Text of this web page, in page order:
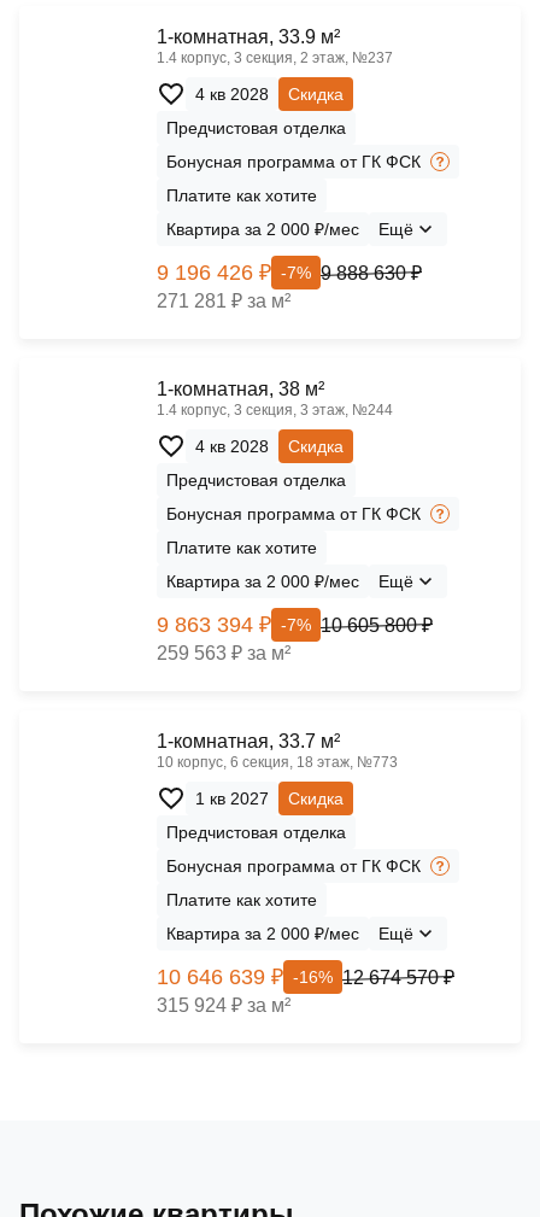
1-комнатная, 33.9 м²
1.4 корпус, 3 секция, 2 этаж, №237
4 кв 2028
Скидка
Предчистовая отделка
Бонусная программа от ГК ФСК
Платите как хотите
Квартира за 2 000 ₽/мес
Ещё
9 196 426 ₽ -7% 9 888 630 ₽
271 281 ₽ за м²
1-комнатная, 38 м²
1.4 корпус, 3 секция, 3 этаж, №244
4 кв 2028
Скидка
Предчистовая отделка
Бонусная программа от ГК ФСК
Платите как хотите
Квартира за 2 000 ₽/мес
Ещё
9 863 394 ₽ -7% 10 605 800 ₽
259 563 ₽ за м²
1-комнатная, 33.7 м²
10 корпус, 6 секция, 18 этаж, №773
1 кв 2027
Скидка
Предчистовая отделка
Бонусная программа от ГК ФСК
Платите как хотите
Квартира за 2 000 ₽/мес
Ещё
10 646 639 ₽ -16% 12 674 570 ₽
315 924 ₽ за м²